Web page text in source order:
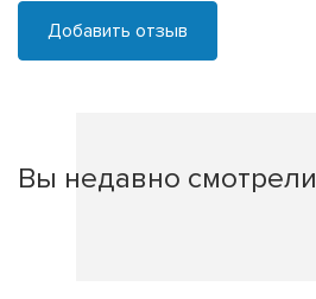
Добавить отзыв
Вы недавно смотрели